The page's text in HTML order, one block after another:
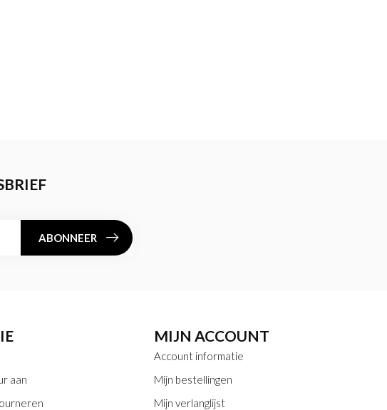
ABONNEER
aan
MIJN ACCOUNT
Account informatie
Mijn bestellingen
Mijn verlanglijst